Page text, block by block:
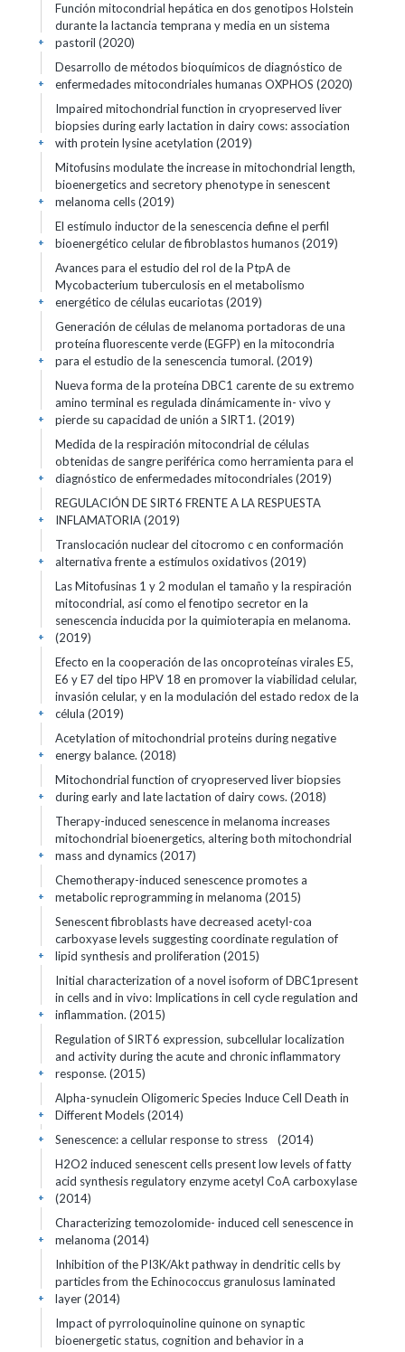
Función mitocondrial hepática en dos genotipos Holstein
durante la lactancia temprana y media en un sistema
pastoril (2020)
+
Desarrollo de métodos bioquímicos de diagnóstico de
enfermedades mitocondriales humanas OXPHOS (2020)
+
Impaired mitochondrial function in cryopreserved liver
biopsies during early lactation in dairy cows: association
with protein lysine acetylation (2019)
+
Mitofusins modulate the increase in mitochondrial length,
bioenergetics and secretory phenotype in senescent
melanoma cells (2019)
+
El estímulo inductor de la senescencia define el perfil
bioenergético celular de fibroblastos humanos (2019)
+
Avances para el estudio del rol de la PtpA de
Mycobacterium tuberculosis en el metabolismo
energético de células eucariotas (2019)
+
Generación de células de melanoma portadoras de una
proteína fluorescente verde (EGFP) en la mitocondria
para el estudio de la senescencia tumoral. (2019)
+
Nueva forma de la proteína DBC1 carente de su extremo
amino terminal es regulada dinámicamente in- vivo y
pierde su capacidad de unión a SIRT1. (2019)
+
Medida de la respiración mitocondrial de células
obtenidas de sangre periférica como herramienta para el
diagnóstico de enfermedades mitocondriales (2019)
+
REGULACIÓN DE SIRT6 FRENTE A LA RESPUESTA
INFLAMATORIA (2019)
+
Translocación nuclear del citocromo c en conformación
alternativa frente a estímulos oxidativos (2019)
+
Las Mitofusinas 1 y 2 modulan el tamaño y la respiración
mitocondrial, así como el fenotipo secretor en la
senescencia inducida por la quimioterapia en melanoma.
(2019)
+
Efecto en la cooperación de las oncoproteínas virales E5,
E6 y E7 del tipo HPV 18 en promover la viabilidad celular,
invasión celular, y en la modulación del estado redox de la
célula (2019)
+
Acetylation of mitochondrial proteins during negative
energy balance. (2018)
+
Mitochondrial function of cryopreserved liver biopsies
during early and late lactation of dairy cows. (2018)
+
Therapy-induced senescence in melanoma increases
mitochondrial bioenergetics, altering both mitochondrial
mass and dynamics (2017)
+
Chemotherapy-induced senescence promotes a
metabolic reprogramming in melanoma (2015)
+
Senescent fibroblasts have decreased acetyl-coa
carboxyase levels suggesting coordinate regulation of
lipid synthesis and proliferation (2015)
+
Initial characterization of a novel isoform of DBC1present
in cells and in vivo: Implications in cell cycle regulation and
inflammation. (2015)
+
Regulation of SIRT6 expression, subcellular localization
and activity during the acute and chronic inflammatory
response. (2015)
+
Alpha-synuclein Oligomeric Species Induce Cell Death in
Different Models (2014)
+
Senescence: a cellular response to stress (2014)
+
H2O2 induced senescent cells present low levels of fatty
acid synthesis regulatory enzyme acetyl CoA carboxylase
(2014)
+
Characterizing temozolomide- induced cell senescence in
melanoma (2014)
+
Inhibition of the PI3K/Akt pathway in dendritic cells by
particles from the Echinococcus granulosus laminated
layer (2014)
+
Impact of pyrroloquinoline quinone on synaptic
bioenergetic status, cognition and behavior in a